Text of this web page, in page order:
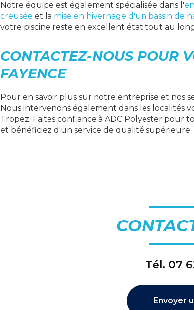
Notre équipe est également spécialisée dans l'
creusée et la mise en hivernage d'un bassin de
votre piscine reste en excellent état tout au
CONTACTEZ-NOUS POUR
FAYENCE
Pour en savoir plus sur notre entreprise et nos
Nous intervenons également dans les localités
Tropez. Faites confiance à ADC Polyester pour
et bénéficiez d'un service de qualité supérieure.
Tél. 07
Envoyer